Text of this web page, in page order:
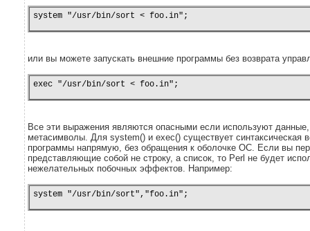
system "/usr/bin/sort < foo.in";
или вы можете запускать внешние программы без возврата
exec "/usr/bin/sort < foo.in";
Все эти выражения являются опасными если используют
метасимволы. Для system() и exec() существует синтаксическая
программы напрямую, без обращения к оболочке ОС. Если вы
представляющие собой не строку, а список, то Perl не будет
нежелательных побочных эффектов. Например:
system "/usr/bin/sort","foo.in";